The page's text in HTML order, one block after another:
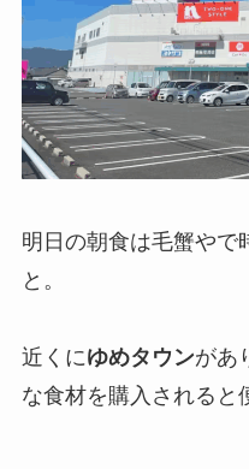
明日の朝食は毛蟹やで
と。
近くにゆめタウンがあ
な食材を購入されると